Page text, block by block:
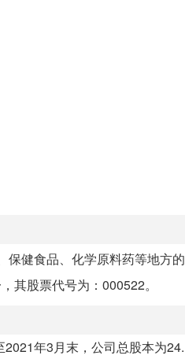
保健食品、化学原料药等地方的
其股票代号为：000522。
年3月末，公司总股本为24.